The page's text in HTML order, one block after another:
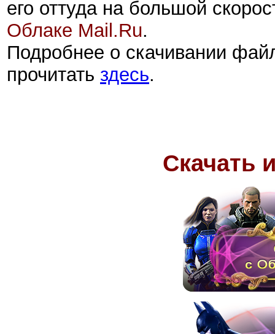
его оттуда на большой
Облаке Mail.Ru.
Подробнее о скачивании
прочитать здесь.
Скачать